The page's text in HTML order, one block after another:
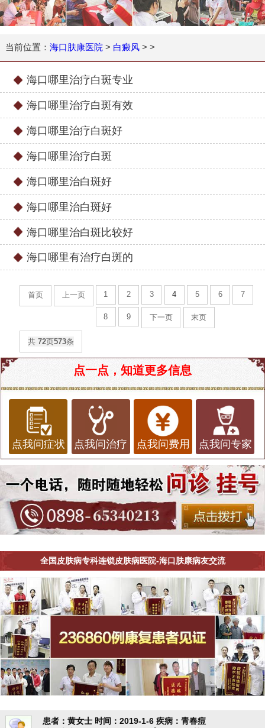
当前位置： 海口肤康医院 > 白癜风> >
海口哪里治疗白斑专业
海口哪里治疗白斑有效
海口哪里治疗白斑好
海口哪里治疗白斑
海口哪里治白斑好
海口哪里治白斑好
海口哪里治白斑比较好
海口哪里有治疗白斑的
首页 上一页 1 2 3 4 5 6 7
8 9 下一页 末页
共72页573条
点一点，知道更多信息
点我问症状 点我问治疗 点我问费用 点我问专家
全国皮肤病专科连锁皮肤病医院-海口肤康病友交流
患者：黄女士 时间：2019-1-6 疾病：青春痘